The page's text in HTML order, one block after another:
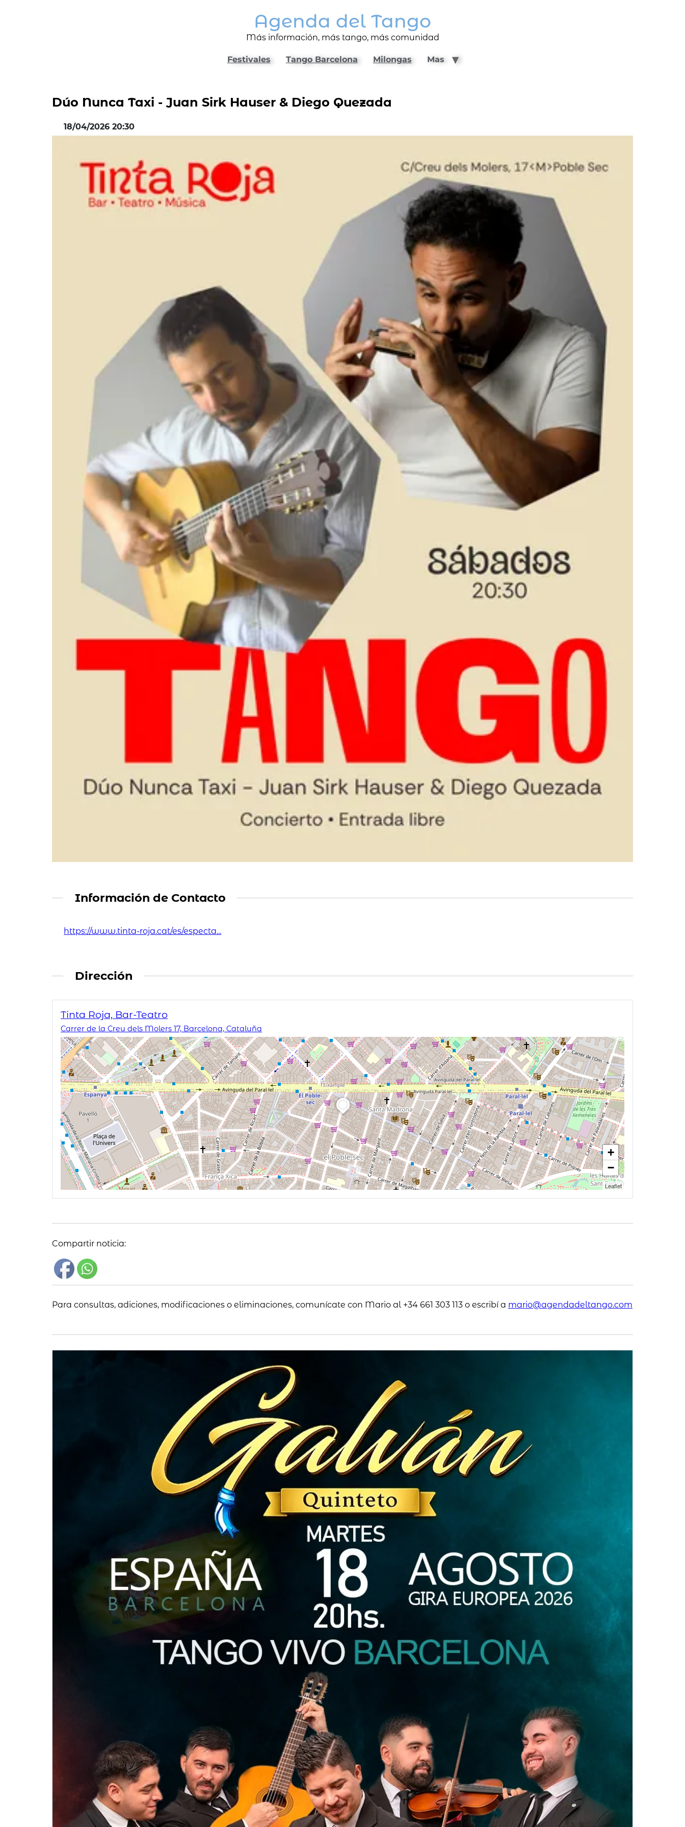
Agenda del Tango
Más información, más tango, más comunidad
Festivales Tango Barcelona Milongas Mas
Dúo Nunca Taxi - Juan Sirk Hauser & Diego Quezada
18/04/2026 20:30
Información de Contacto
https://www.tinta-roja.cat/es/especta...
Dirección
Tinta Roja, Bar-Teatro
Carrer de la Creu dels Molers 17, Barcelona, Cataluña
+
−
Leaflet
Compartir noticia:
Para consultas, adiciones, modificaciones o eliminaciones, comunícate con Mario al +34 661 303 113 o escribí a mario@agendadeltango.com